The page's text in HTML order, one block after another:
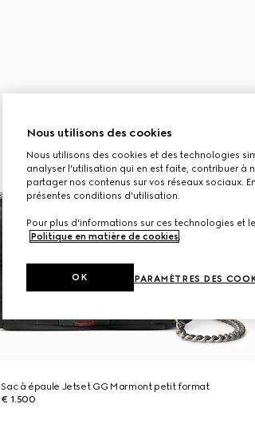
Sac à épaule Jetset GG Marmont petit format
€ 1.500
Nous utilisons des cookies
Nous utilisons des cookies et des technologies
analyser l'utilisation qui en est faite, contribuer à
partager nos contenus sur vos réseaux sociaux.
présentes conditions d'utilisation.
Pour plus d'informations sur ces technologies et
Politique en matière de cookies.
PARAMÈTRES DES
OK